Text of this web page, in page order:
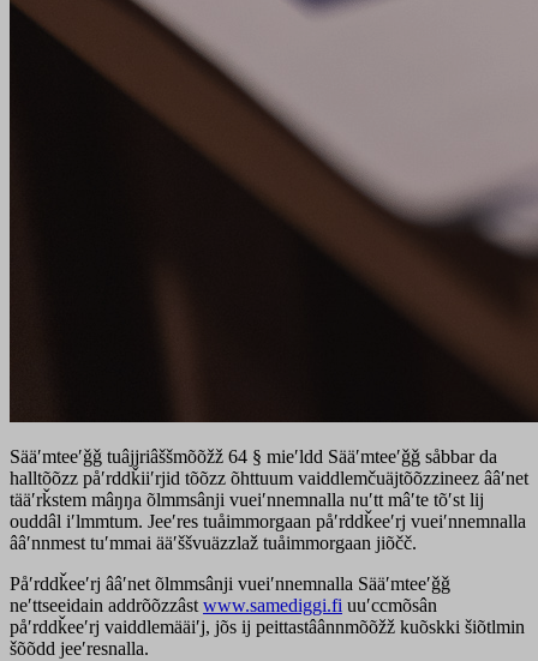
Sääʹmteeʹǧǧ tuâjjriâššmõõžž 64 § mieʹldd Sääʹmteeʹǧǧ såbbar da
halltõõzz påʹrddǩiiʹrjid tõõzz õhttuum vaiddlemčuäjtõõzzineez ââʹnet
tääʹrǩstem mâŋŋa õlmmsânji vueiʹnnemnalla nuʹtt mâʹte tõʹst lij
ouddâl iʹlmmtum. Jeeʹres tuåimmorgaan påʹrddǩeeʹrj vueiʹnnemnalla
ââʹnnmest tuʹmmai ääʹššvuäzzlaž tuåimmorgaan jiõčč.
Påʹrddǩeeʹrj ââʹnet õlmmsânji vueiʹnnemnalla Sääʹmteeʹǧǧ
neʹttseeidain addrõõzzâst www.samediggi.fi uuʹccmõsân
påʹrddǩeeʹrj vaiddlemääiʹj, jõs ij peittastâânnmõõžž kuõskki šiõtlmin
šõõdd jeeʹresnalla.